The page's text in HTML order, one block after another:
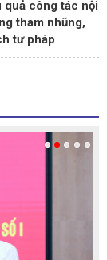
quả công tác nội
tham nhũng,
tư pháp